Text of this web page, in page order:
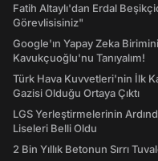
Fatih Altaylı'dan Erdal
Görevlisisiniz"
Google'ın Yapay Zeka
Kavukçuoğlu'nu Tanıyalım!
Türk Hava Kuvvetleri'nin İlk
Gazisi Olduğu Ortaya Çıktı
LGS Yerleştirmelerinin
Liseleri Belli Oldu
2 Bin Yıllık Betonun Sırrı